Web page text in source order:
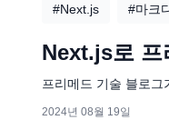
#Next.js #마크
Next.js로 프
프리메드 기술 블로
2024년 08월 19일